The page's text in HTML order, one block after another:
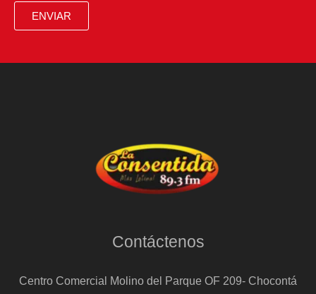
ENVIAR
Contáctenos
Centro Comercial Molino del Parque OF 209- Chocontá